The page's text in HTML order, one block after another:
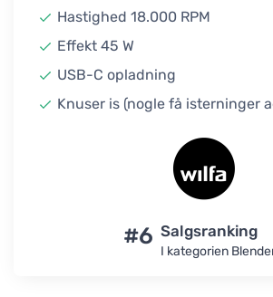
Hastighed 18.000 RPM
Effekt 45 W
USB-C opladning
Knuser is (nogle få isterninger
#6 Salgsranking
I kategorien